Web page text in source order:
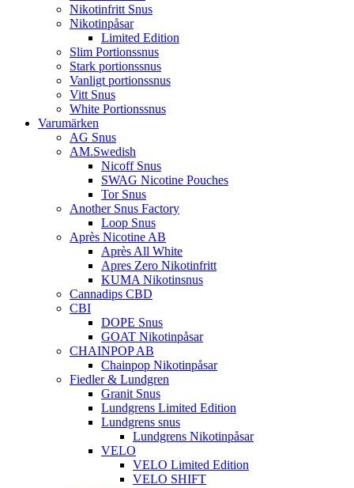
Nikotinfritt Snus
Nikotinpåsar
Limited Edition
Slim Portionssnus
Stark portionssnus
Vanligt portionssnus
Vitt Snus
White Portionssnus
Varumärken
AG Snus
AM.Swedish
Nicoff Snus
SWAG Nicotine Pouches
Tor Snus
Another Snus Factory
Loop Snus
Après Nicotine AB
Après All White
Apres Zero Nikotinfritt
KUMA Nikotinsnus
Cannadips CBD
CBI
DOPE Snus
GOAT Nikotinpåsar
CHAINPOP AB
Chainpop Nikotinpåsar
Fiedler & Lundgren
Granit Snus
Lundgrens Limited Edition
Lundgrens snus
Lundgrens Nikotinpåsar
VELO
VELO Limited Edition
VELO SHIFT